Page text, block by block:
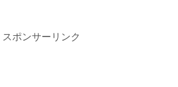
スポンサーリンク